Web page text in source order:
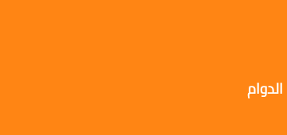
الدوام